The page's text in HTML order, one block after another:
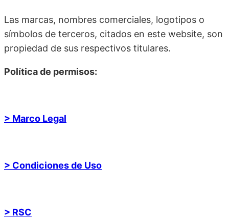
Las marcas, nombres comerciales, logotipos o
símbolos de terceros, citados en este website, son
propiedad de sus respectivos titulares.
Política de permisos:
> Marco Legal
> Condiciones de Uso
> RSC